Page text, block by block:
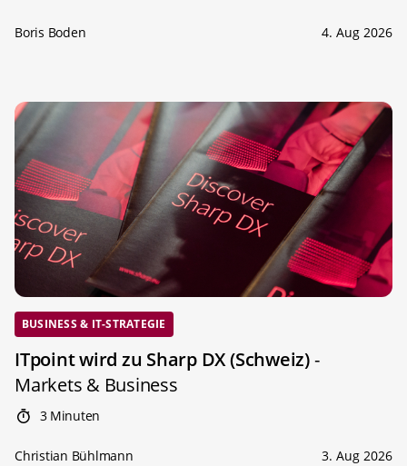
Boris Boden 4. Aug 2026
BUSINESS & IT-STRATEGIE
ITpoint wird zu Sharp DX (Schweiz)-
Markets & Business
3 Minuten
Christian Bühlmann 3. Aug 2026